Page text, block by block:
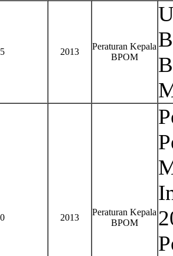
2013
Peraturan Kepala
BPOM
2013
Peraturan Kepala
BPOM